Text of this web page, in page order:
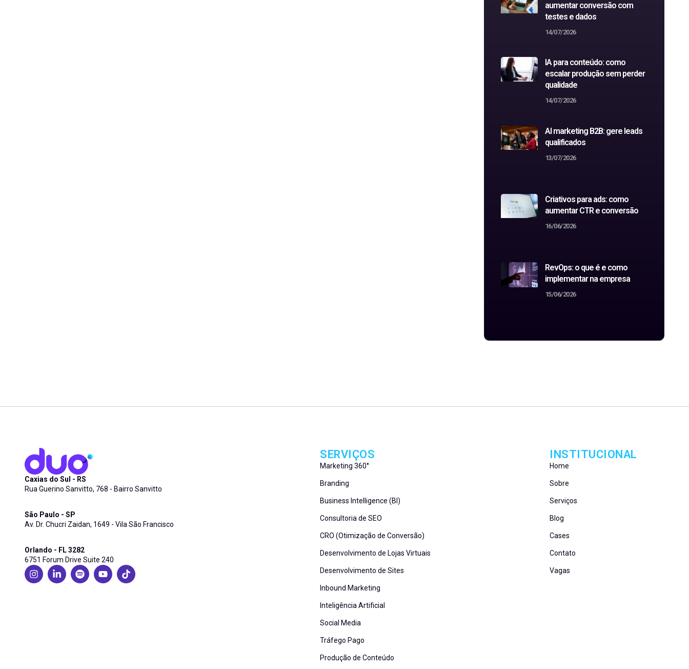
aumentar conversão com
testes e dados
14/07/2026
IA para conteúdo: como
escalar produção sem perder
qualidade
14/07/2026
AI marketing B2B: gere leads
qualificados
13/07/2026
Criativos para ads: como
aumentar CTR e conversão
16/06/2026
RevOps: o que é e como
implementar na empresa
15/06/2026
Caxias do Sul - RS
Rua Guerino Sanvitto, 768 - Bairro Sanvitto
São Paulo - SP
Av. Dr. Chucri Zaidan, 1649 - Vila São Francisco
Orlando - FL 3282
6751 Forum Drive Suite 240
SERVIÇOS
Marketing 360°
Branding
Business Intelligence (BI)
Consultoria de SEO
CRO (Otimização de Conversão)
Desenvolvimento de Lojas Virtuais
Desenvolvimento de Sites
Inbound Marketing
Inteligência Artificial
Social Media
Tráfego Pago
Produção de Conteúdo
INSTITUCIONAL
Home
Sobre
Serviços
Blog
Cases
Contato
Vagas